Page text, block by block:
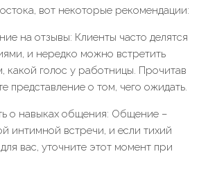
вот некоторые рекомендации:
на отзывы: Клиенты часто делятся
и нередко можно встретить
голос у работницы. Прочитав
представление о том, чего ожидать.
о навыках общения: Общение –
интимной встречи, и если тихий
вас, уточните этот момент при